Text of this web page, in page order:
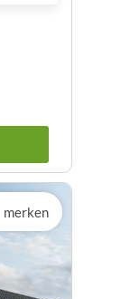
merken